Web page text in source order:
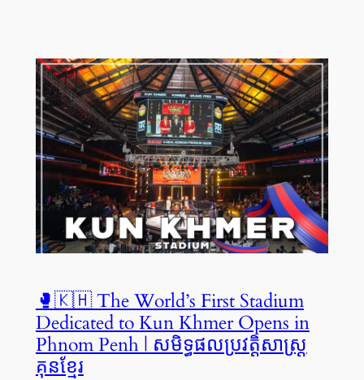
🥊🇰🇭 The World’s First Stadium
Dedicated to Kun Khmer Opens in
Phnom Penh | សមិទ្ធផលប្រវត្តិសាស្ត្រ
គុនខ្មែរ